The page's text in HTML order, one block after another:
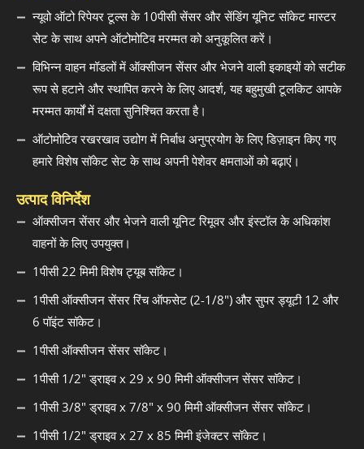
न्यूवो ऑटो रिपेयर टूल्स के 10पीसी सेंसर और सेंडिंग यूनिट सॉकेट मास्टर
सेट के साथ अपने ऑटोमोटिव मरम्मत को अनुकूलित करें।
विभिन्न वाहन मॉडलों में ऑक्सीजन सेंसर और भेजने वाली इकाइयों को सटीक
रूप से हटाने और स्थापित करने के लिए आदर्श, यह बहुमुखी टूलकिट आपके
मरम्मत कार्यों में दक्षता सुनिश्चित करता है।
ऑटोमोटिव रखरखाव उद्योग में निर्बाध अनुप्रयोग के लिए डिज़ाइन किए गए
हमारे विशेष सॉकेट सेट के साथ अपनी पेशेवर क्षमताओं को बढ़ाएं।
उत्पाद विनिर्देश
ऑक्सीजन सेंसर और भेजने वाली यूनिट रिमूवर और इंस्टॉल के अधिकांश
वाहनों के लिए उपयुक्त।
1पीसी 22 मिमी विशेष ट्यूब सॉकेट।
1पीसी ऑक्सीजन सेंसर रिंच ऑफसेट (2-1/8") और सुपर ड्यूटी 12 और
6 पॉइंट सॉकेट।
1पीसी ऑक्सीजन सेंसर सॉकेट।
1पीसी 1/2" ड्राइव x 29 x 90 मिमी ऑक्सीजन सेंसर सॉकेट।
1पीसी 3/8" ड्राइव x 7/8" x 90 मिमी ऑक्सीजन सेंसर सॉकेट।
1पीसी 1/2" ड्राइव x 27 x 85 मिमी इंजेक्टर सॉकेट।